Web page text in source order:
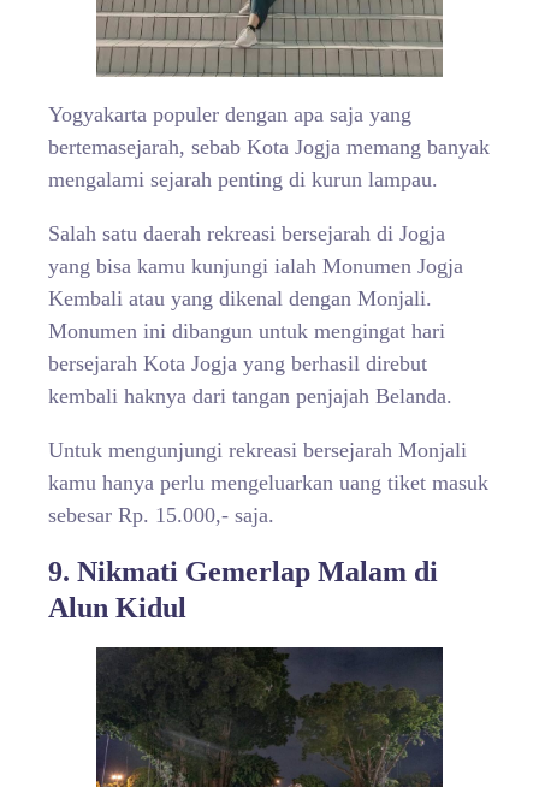
Yogyakarta populer dengan apa saja yang
bertemasejarah, sebab Kota Jogja memang banyak
mengalami sejarah penting di kurun lampau.
Salah satu daerah rekreasi bersejarah di Jogja
yang bisa kamu kunjungi ialah Monumen Jogja
Kembali atau yang dikenal dengan Monjali.
Monumen ini dibangun untuk mengingat hari
bersejarah Kota Jogja yang berhasil direbut
kembali haknya dari tangan penjajah Belanda.
Untuk mengunjungi rekreasi bersejarah Monjali
kamu hanya perlu mengeluarkan uang tiket masuk
sebesar Rp. 15.000,- saja.
9. Nikmati Gemerlap Malam di
Alun Kidul